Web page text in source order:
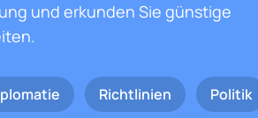
und erkunden Sie günstige
Richtlinien Politik